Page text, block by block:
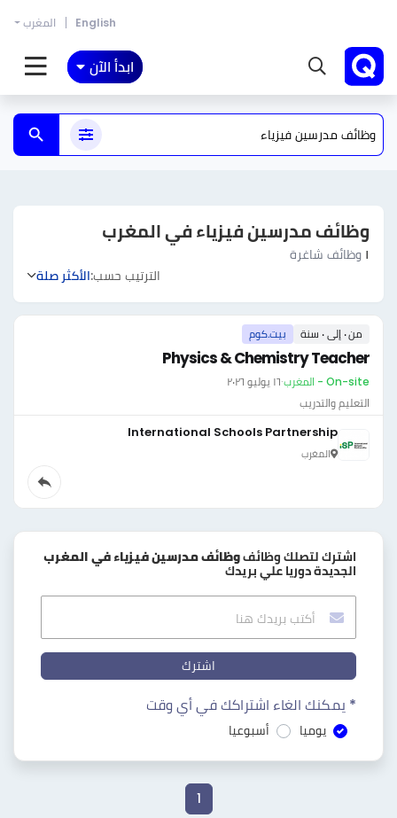
English المغرب
ابدأ الآن
وظائف مدرسين فيزياء في المغرب
١ وظائف شاغرة
الترتيب حسب:الأكثر صلة
من ٠ إلى ٠ سنة بيت.كوم
Physics & Chemistry Teacher
On-site - المغرب ·١٦ يوليو ٢٠٢٦
التعليم والتدريب
International Schools Partnership
المغرب
اشترك لتصلك وظائفوظائف مدرسين فيزياء في المغرب
الجديدة دوريا علي بريدك
اشترك
* يمكنك الغاء اشتراكك في أي وقت
يوميا أسبوعيا
1